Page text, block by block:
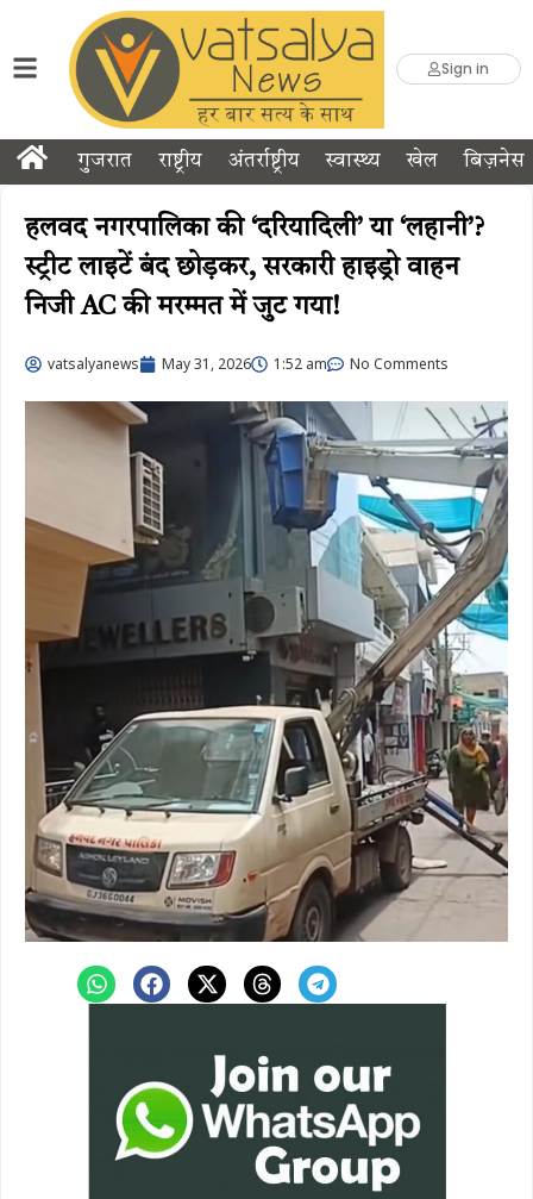
Sign in
गुजरात राष्ट्रीय अंतर्राष्ट्रीय स्वास्थ्य खेल बिज़नेस
हलवद नगरपालिका की ‘दरियादिली’ या ‘लहानी’?
स्ट्रीट लाइटें बंद छोड़कर, सरकारी हाइड्रो वाहन
निजी AC की मरम्मत में जुट गया!
vatsalyanews May 31, 2026 1:52 am No Comments